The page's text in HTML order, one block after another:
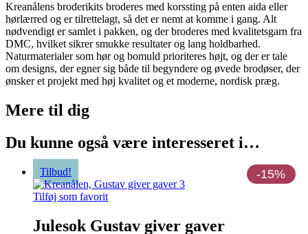
Kreanålens broderikits broderes med korssting på enten aida eller
hørlærred og er tilrettelagt, så det er nemt at komme i gang. Alt
nødvendigt er samlet i pakken, og der broderes med kvalitetsgarn fra
DMC, hvilket sikrer smukke resultater og lang holdbarhed.
Naturmaterialer som hør og bomuld prioriteres højt, og der er tale
om designs, der egner sig både til begyndere og øvede brodøser, der
ønsker et projekt med høj kvalitet og et moderne, nordisk præg.
Mere til dig
Du kunne også være interesseret i…
Tilbud! -15%
Tilføj som favorit
Julesok Gustav giver gaver